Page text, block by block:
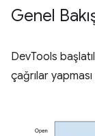
Genel
DevTools
çağrılar